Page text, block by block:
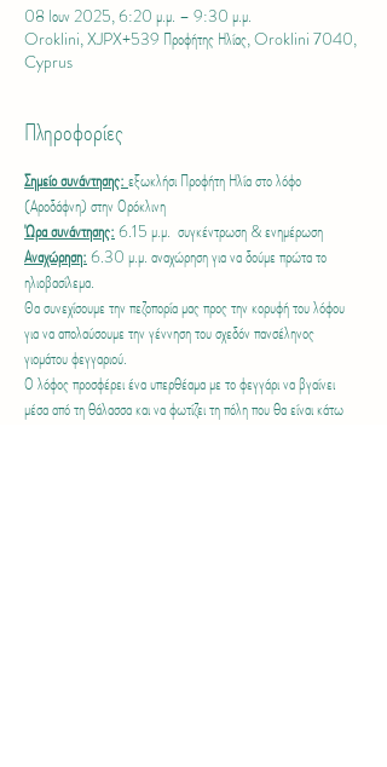
08 Ιουν 2025, 6:20 μ.μ. – 9:30 μ.μ.
Oroklini, XJPX+539 Προφήτης Ηλίας, Oroklini 7040,
Cyprus
Πληροφορίες
Σημείο συνάντησης: εξωκλήσι Προφήτη Ηλία στο λόφο
(Αροδάφνη) στην Ορόκλινη
Ώρα συνάντησης: 6.15 μ.μ.  συγκέντρωση & ενημέρωση
Αναχώρηση: 6.30 μ.μ. αναχώρηση για να δούμε πρώτα το
ηλιοβασίλεμα.
Θα συνεχίσουμε την πεζοπορία μας προς την κορυφή του λόφου
για να απολαύσουμε την γέννηση του σχεδόν πανσέληνος
γιομάτου φεγγαριού.
Ο λόφος προσφέρει ένα υπερθέαμα με το φεγγάρι να βγαίνει
μέσα από τη θάλασσα και να φωτίζει τη πόλη που θα είναι κάτω